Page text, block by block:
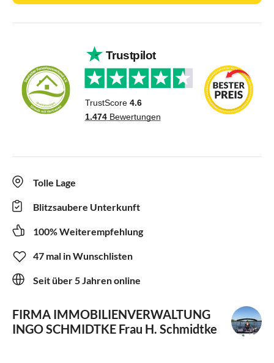
Tolle Lage
Blitzsaubere Unterkunft
100% Weiterempfehlung
47 mal in Wunschlisten
Seit über 5 Jahren online
FIRMA IMMOBILIENVERWALTUNG
INGO SCHMIDTKE Frau H. Schmidtke